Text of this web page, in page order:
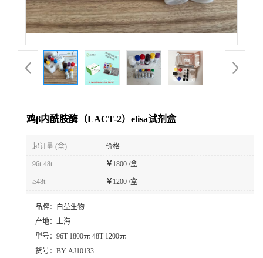
鸡β内酰胺酶（LACT-2）elisa试剂盒
起订量 (盒) 价格
96t-48t ￥ 1800 /盒
≥48t ￥ 1200 /盒
品牌：
白益生物
产地： 上海
型号： 96T 1800元 48T 1200元
货号： BY-AJ10133